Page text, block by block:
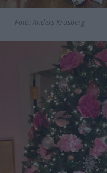
Fotó: Anders Krusberg